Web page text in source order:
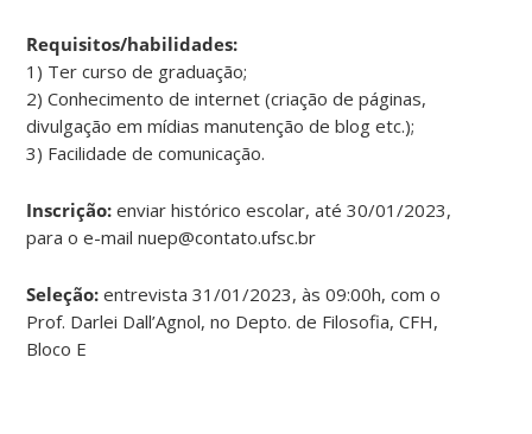
Requisitos/habilidades:
1) Ter curso de graduação;
2) Conhecimento de internet (criação de páginas,
divulgação em mídias manutenção de blog etc.);
3) Facilidade de comunicação.
Inscrição: enviar histórico escolar, até 30/01/2023,
para o e-mail nuep@contato.ufsc.br
Seleção: entrevista 31/01/2023, às 09:00h, com o
Prof. Darlei Dall’Agnol, no Depto. de Filosofia, CFH,
Bloco E